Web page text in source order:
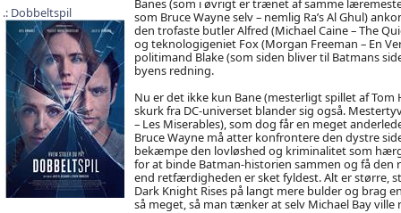
Dobbeltspil
Banes (som i øvrigt er trænet af samme
som Bruce Wayne selv – nemlig Ra’s Al Ghul)
den trofaste butler Alfred (Michael Caine – The
og teknologigeniet Fox (Morgan Freeman – En
politimand Blake (som siden bliver til Batmans
byens redning.
Nu er det ikke kun Bane (mesterligt spillet af
skurk fra DC-universet blander sig også.
– Les Miserables), som dog får en meget
Bruce Wayne må atter konfrontere den dystre
bekæmpe den lovløshed og kriminalitet som
for at binde Batman-historien sammen og få
end retfærdigheden er sket fyldest. Alt er større,
Dark Knight Rises på langt mere bulder og brag
så meget, så man tænker at selv Michael Bay ville